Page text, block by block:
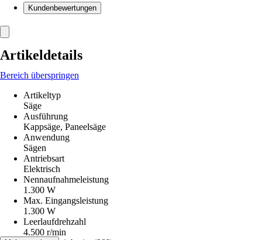
Kundenbewertungen
Artikeldetails
Bereich überspringen
Artikeltyp
Säge
Ausführung
Kappsäge, Paneelsäge
Anwendung
Sägen
Antriebsart
Elektrisch
Nennaufnahmeleistung
1.300 W
Max. Eingangsleistung
1.300 W
Leerlaufdrehzahl
4.500 r/min